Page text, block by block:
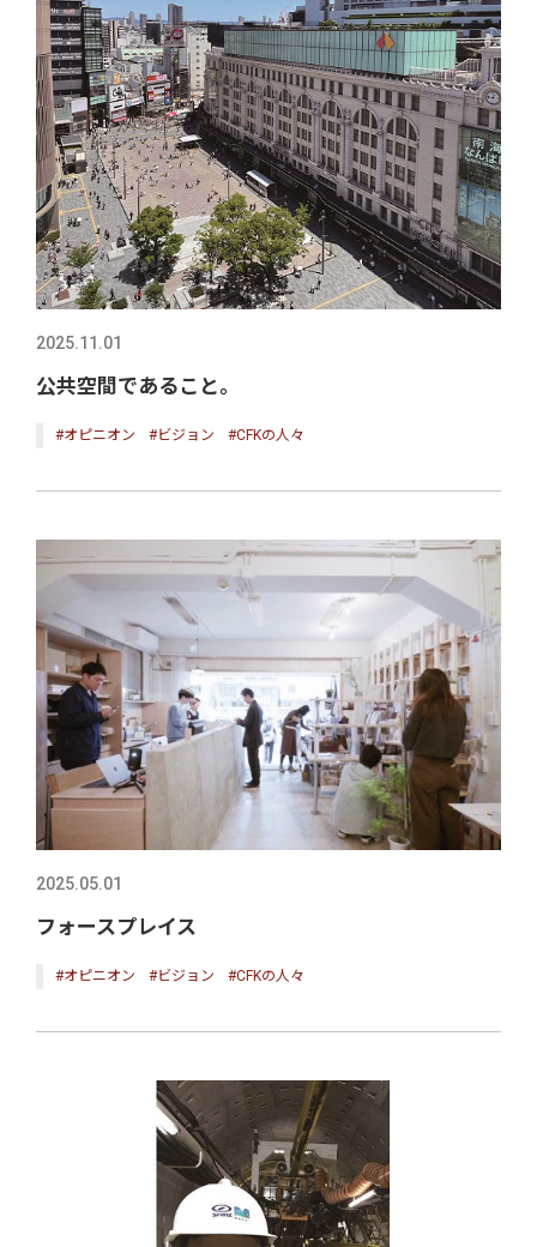
2025.11.01
公共空間であること。
#オピニオン #ビジョン #CFKの人々
2025.05.01
フォースプレイス
#オピニオン #ビジョン #CFKの人々